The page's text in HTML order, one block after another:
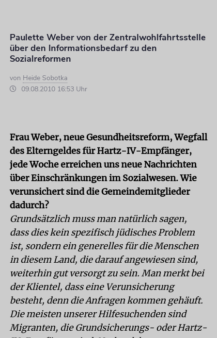
Paulette Weber von der Zentralwohlfahrtsstelle
über den Informationsbedarf zu den
Sozialreformen
von Heide Sobotka
09.08.2010 16:53 Uhr
Frau Weber, neue Gesundheitsreform, Wegfall
des Elterngeldes für Hartz-IV-Empfänger,
jede Woche erreichen uns neue Nachrichten
über Einschränkungen im Sozialwesen. Wie
verunsichert sind die Gemeindemitglieder
dadurch?
Grundsätzlich muss man natürlich sagen,
dass dies kein spezifisch jüdisches Problem
ist, sondern ein generelles für die Menschen
in diesem Land, die darauf angewiesen sind,
weiterhin gut versorgt zu sein. Man merkt bei
der Klientel, dass eine Verunsicherung
besteht, denn die Anfragen kommen gehäuft.
Die meisten unserer Hilfesuchenden sind
Migranten, die Grundsicherungs- oder Hartz-